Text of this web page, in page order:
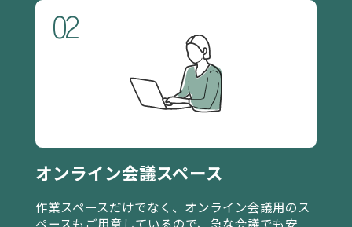
02
オンライン会議スペース
作業スペースだけでなく、オンライン会議用のス
ペースもご用意しているので、急な会議でも安